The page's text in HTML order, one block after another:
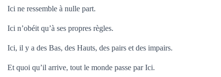
Ici ne ressemble à nulle part.
Ici n’obéit qu’à ses propres règles.
Ici, il y a des Bas, des Hauts, des pairs et des impairs.
Et quoi qu’il arrive, tout le monde passe par Ici.